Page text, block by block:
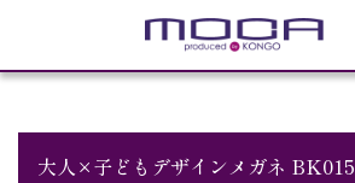
BLOG
大人×子どもデザインメガネ BK015